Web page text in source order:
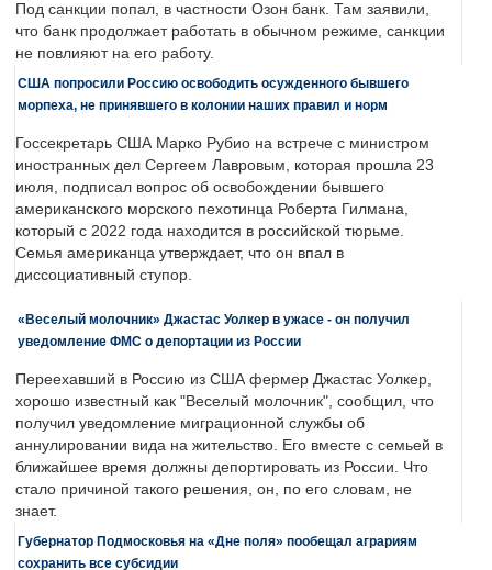
Под санкции попал, в частности Озон банк. Там заявили,
что банк продолжает работать в обычном режиме, санкции
не повлияют на его работу.
США попросили Россию освободить осужденного бывшего
морпеха, не принявшего в колонии наших правил и норм
Госсекретарь США Марко Рубио на встрече с министром
иностранных дел Сергеем Лавровым, которая прошла 23
июля, подписал вопрос об освобождении бывшего
американского морского пехотинца Роберта Гилмана,
который с 2022 года находится в российской тюрьме.
Семья американца утверждает, что он впал в
диссоциативный ступор.
«Веселый молочник» Джастас Уолкер в ужасе - он получил
уведомление ФМС о депортации из России
Переехавший в Россию из США фермер Джастас Уолкер,
хорошо известный как "Веселый молочник", сообщил, что
получил уведомление миграционной службы об
аннулировании вида на жительство. Его вместе с семьей в
ближайшее время должны депортировать из России. Что
стало причиной такого решения, он, по его словам, не
знает.
Губернатор Подмосковья на «Дне поля» пообещал аграриям
сохранить все субсидии